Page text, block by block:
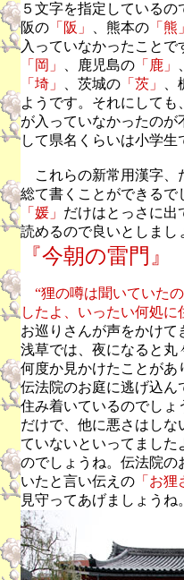
５文字を指定しているの
阪の「阪」 、熊本の「熊」
入っていなかったことで
「岡」
、鹿児島の「鹿」
「埼」
、茨城の「茨」
ようです。それにしても
が入っていなかったのが
して県名くらいは小学生
これらの新常用漢字、
総て書くことができるで
「媛」 だけはとっさに出
読めるので良いとしまし
『今朝の雷門』
“狸の噂は聞いていた
したよ、いったい何処
お巡りさんが声をかけて
浅草では、夜になると丸
何度か見かけたことがあ
伝法院のお庭に逃げ込ん
住み着いているのでしょ
だけで、他に悪さはし
ていないといってました
のでしょうね。伝法院の
いたと言い伝えの「お狸
見守ってあげましょうね。